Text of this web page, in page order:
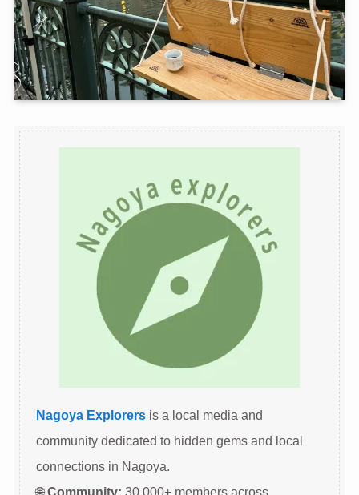
Nagoya Explorersis a local media and
community dedicated to hidden gems and local
connections in Nagoya.
🌐Community: 30,000+ members across